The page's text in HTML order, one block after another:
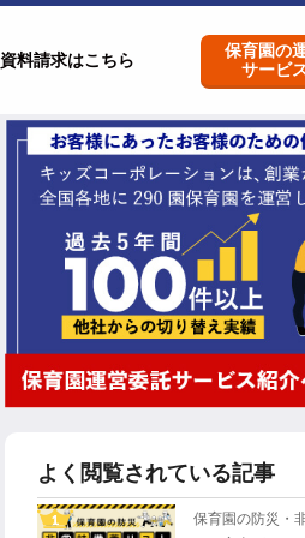
資料請求はこちら
保育園の
サービ
よく閲覧されている記事
1
保育園の防災・